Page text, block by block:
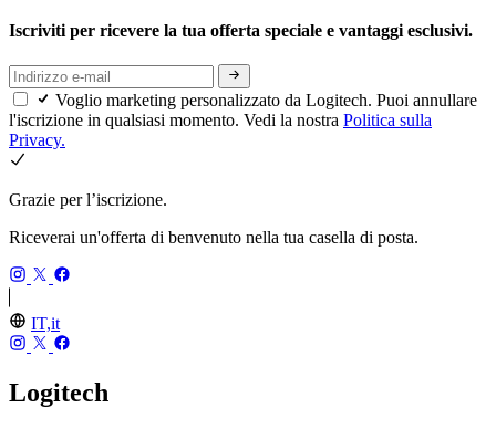
Iscriviti per ricevere la tua offerta speciale e vantaggi esclusivi.
Voglio marketing personalizzato da Logitech. Puoi annullare
l'iscrizione in qualsiasi momento. Vedi la nostra Politica sulla
Privacy.
Grazie per l’iscrizione.
Riceverai un'offerta di benvenuto nella tua casella di posta.
IT,it
Logitech